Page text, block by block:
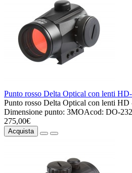
Punto rosso Delta Optical con lenti
Punto rosso Delta Optical con lenti
Dimensione punto: 3MOAcod: DO-
275,00€
Acquista